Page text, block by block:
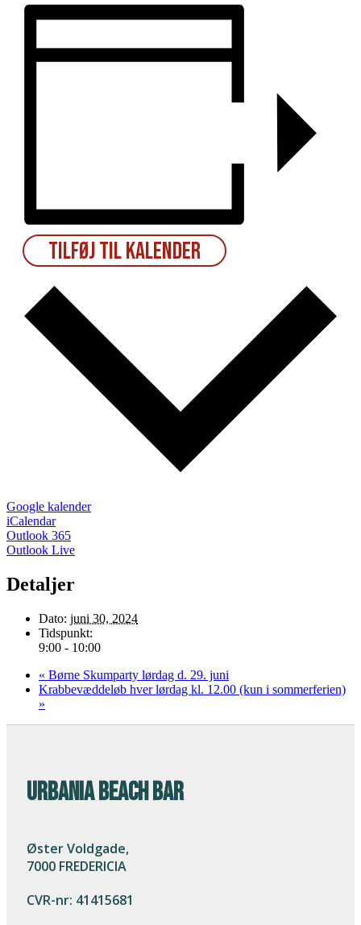
Tilføj til kalender
Google kalender
iCalendar
Outlook 365
Outlook Live
Detaljer
Dato: juni 30, 2024
Tidspunkt:
9:00 - 10:00
« Børne Skumparty lørdag d. 29. juni
Krabbevæddeløb hver lørdag kl. 12.00 (kun i sommerferien)
»
URBANIA BEACH BAR
Øster Voldgade,
7000 FREDERICIA
CVR-nr: 41415681